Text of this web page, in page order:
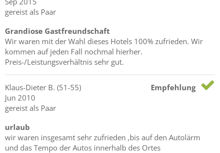
gereist als Paar
Grandiose Gastfreundschaft
Wir waren mit der Wahl dieses Hotels 100% zufrieden. Wir
kommen auf jeden Fall nochmal hierher.
Preis-/Leistungsverhältnis sehr gut.
Klaus-Dieter B. (51-55)
Jun 2010
gereist als Paar
Empfehlung
urlaub
wir waren insgesamt sehr zufrieden ,bis auf den Autolärm
und das Tempo der Autos innerhalb des Ortes